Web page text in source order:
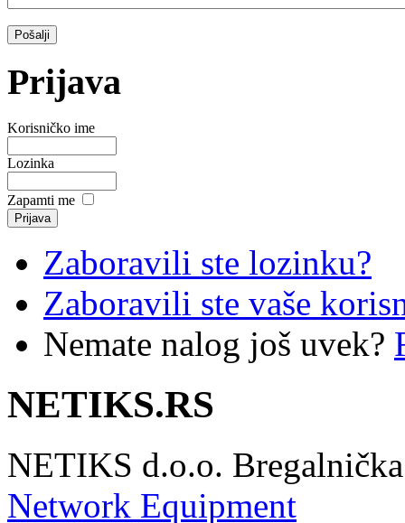
Prijava
Korisničko ime
Lozinka
Zapamti me
Zaboravili ste lozinku?
Zaboravili ste vaše
Nemate nalog još uvek?
NETIKS.RS
NETIKS d.o.o.
Network Equipment